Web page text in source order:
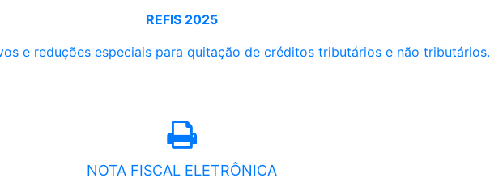
REFIS 2025
e reduções especiais para quitação de créditos tributários e não tributários.
NOTA FISCAL ELETRÔNICA